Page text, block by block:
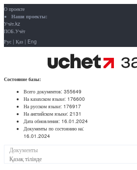
О проекте
Наши проекты:
Учёт.kz
ПОБ.Учёт
Рус | Қаз | Eng
Состояние базы:
Всего документов: 355649
На казахском языке: 176600
На русском языке: 176917
На английском языке: 2131
Дата обновления: 16.01.2024
Документы по состоянию на:
16.01.2024
Документы
Қазақ тілінде